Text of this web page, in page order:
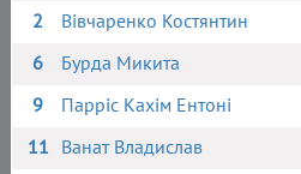
2
Вівчаренко Костянтин
6
Бурда Микита
9
Парріс Кахім Ентоні
11 Ванат Владислав